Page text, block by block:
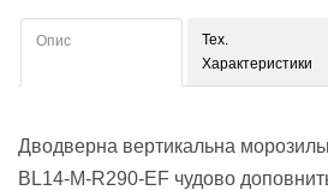
Опис
Тех.
Характеристики
Дводверна вертикальна
BL14-M-R290-EF чудово